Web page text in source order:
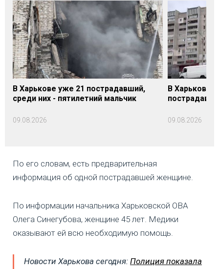
В Харькове уже 21 пострадавший,
среди них - пятилетний мальчик
09.08.2026
В Харькове
09.08.2026
По его словам, есть предварительная
информация об одной пострадавшей женщине.
По информации начальника Харьковской ОВА
Олега Синегубова, женщине 45 лет. Медики
оказывают ей всю необходимую помощь.
Новости Харькова сегодня: Полиция показала